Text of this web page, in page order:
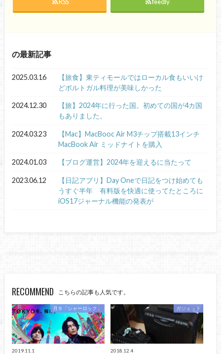
の最新記事
2025.03.16
【旅食】東ティモールではローカル食もいいけ
どポルトガル料理が美味しかった
2024.12.30
【旅】2024年に行った国。初めての国が4カ国
もありました。
2024.03.23
【Mac】MacBooc Air M3チップ搭載13インチ
MacBook Air ミッドナイトを購入
2024.01.03 【ブログ運営】2024年を迎えるに当たって
2023.06.12
【日記アプリ】Day Oneで日記をつけ始めても
うすぐ半年 有料版を快適に使ってたところに
iOS17ジャーナル機能の発表が
RECOMMEND こちらの記事も人気です。
月９「シャーロック」
2019.11.1
ガジェット
2018.12.4